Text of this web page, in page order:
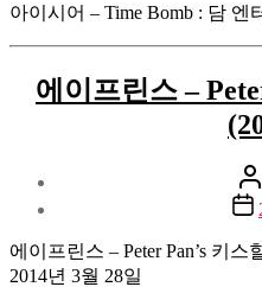
아이시어 – Time Bomb : 담 엔
에이프린스 –
Post
date
에이프린스 – Peter Pan’s 키
2014년 3월 28일